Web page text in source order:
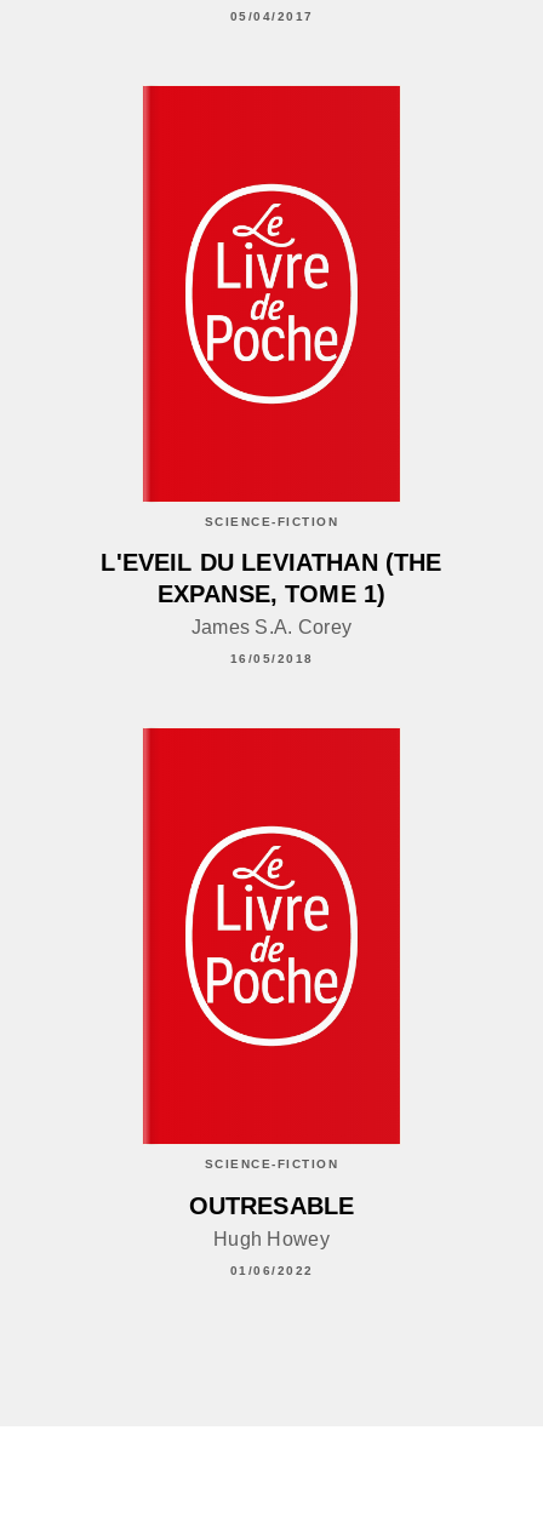
05/04/2017
SCIENCE-FICTION
L'EVEIL DU LEVIATHAN (THE
EXPANSE, TOME 1)
James S.A. Corey
16/05/2018
SCIENCE-FICTION
OUTRESABLE
Hugh Howey
01/06/2022